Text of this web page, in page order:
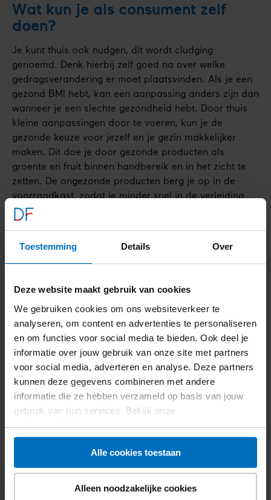
Toestemming Details Over
Deze website maakt gebruik van cookies
We gebruiken cookies om ons websiteverkeer te
analyseren, om content en advertenties te personaliseren
en om functies voor social media te bieden. Ook deel je
informatie over jouw gebruik van onze site met partners
voor social media, adverteren en analyse. Deze partners
kunnen deze gegevens combineren met andere
informatie die ze hebben verzameld op basis van jouw
gebruik van hun services. Bekijk onze
privacyverklaring.
Alle cookies toestaan
Alleen noodzakelijke cookies
Wat kun je als consument zelf
doen?
Je kunt thuis ook nudgen, dit wordt cludging
genoemd. Denk hierbij zelf goed na over welke
gedragsverandering er moet plaatsvinden. Als je een
gezond BMI hebt, kan een aanpassing anders zijn dan
wanneer je een slechte gezondheid hebt. Door thuis
kleine aanpassingen door te voeren, kun je de
gezonde keuze voor jezelf en je gezin makkelijker
maken. Dit doe je door gezonde producten als
groente en fruit binnen handbereik en in het zicht te
zetten. De ongezonde producten berg je op in de
voorraadkast, zodat je minder snel in de verleiding
komt. Om te voorkomen dat kinderen veel suikerrijke
producten?
Ik weersta zoete verleidingen door niet te vaak naar
de supermarkt te gaan. Hoe minder vaak je in de
supermarkt komt, hoe minder kwetsbaar je bent en
hoe minder snel je in de verleiding komt. Eigenlijk
geldt dit ook voor thuis. Als je iets niet in huis hebt,
dan kan je het ook niet eten of drinken. Om die reden
maak ik altijd gezonde boodschappenlijstjes voor
mezelf.